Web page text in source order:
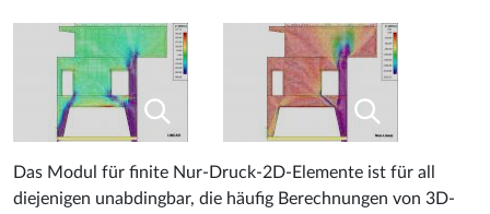
Das Modul für finite Nur-Druck-2D-Elemente ist für all
diejenigen unabdingbar, die häufig Berechnungen von 3D-